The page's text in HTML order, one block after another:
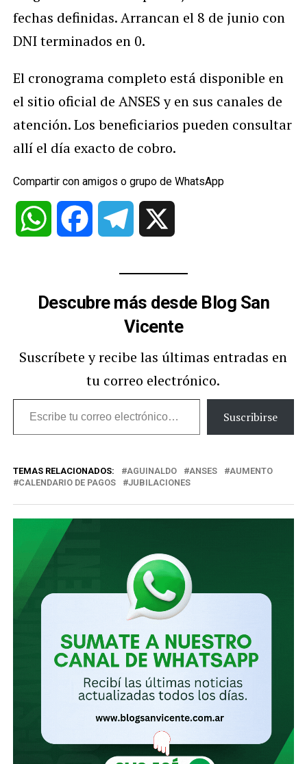
fechas definidas. Arrancan el 8 de junio con
DNI terminados en 0.
El cronograma completo está disponible en
el sitio oficial de ANSES y en sus canales de
atención. Los beneficiarios pueden consultar
allí el día exacto de cobro.
Compartir con amigos o grupo de WhatsApp
WhatsApp Facebook Telegram
Descubre más desde Blog San
Vicente
Suscríbete y recibe las últimas entradas en
tu correo electrónico.
Escribe
tu
electrónico…
Suscribirse
TEMAS RELACIONADOS: AGUINALDO ANSES
AUMENTO
CALENDARIO DE PAGOS
JUBILACIONES